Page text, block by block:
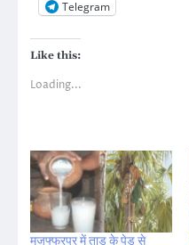
Telegram
Like this:
Loading...
मुजफ्फरपुर में ताड़ के पेड़ से